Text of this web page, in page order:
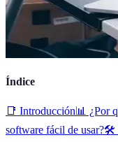
Índice
📑 Introducción📊 ¿Por
software fácil de usar?🛠️